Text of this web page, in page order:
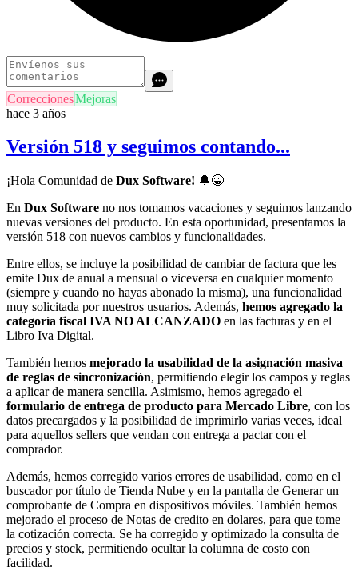
CorreccionesMejoras
hace 3 años
Versión 518 y seguimos contando...
¡Hola Comunidad de Dux Software! 🔔😁
En Dux Software no nos tomamos vacaciones y seguimos lanzando
nuevas versiones del producto. En esta oportunidad, presentamos la
versión 518 con nuevos cambios y funcionalidades.
Entre ellos, se incluye la posibilidad de cambiar de factura que les
emite Dux de anual a mensual o viceversa en cualquier momento
(siempre y cuando no hayas abonado la misma), una funcionalidad
muy solicitada por nuestros usuarios. Además, hemos agregado la
categoría fiscal IVA NO ALCANZADO en las facturas y en el
Libro Iva Digital.
También hemos mejorado la usabilidad de la asignación masiva
de reglas de sincronización, permitiendo elegir los campos y reglas
a aplicar de manera sencilla. Asimismo, hemos agregado el
formulario de entrega de producto para Mercado Libre, con los
datos precargados y la posibilidad de imprimirlo varias veces, ideal
para aquellos sellers que vendan con entrega a pactar con el
comprador.
Además, hemos corregido varios errores de usabilidad, como en el
buscador por título de Tienda Nube y en la pantalla de Generar un
comprobante de Compra en dispositivos móviles. También hemos
mejorado el proceso de Notas de credito en dolares, para que tome
la cotización correcta. Se ha corregido y optimizado la consulta de
precios y stock, permitiendo ocultar la columna de costo con
facilidad.